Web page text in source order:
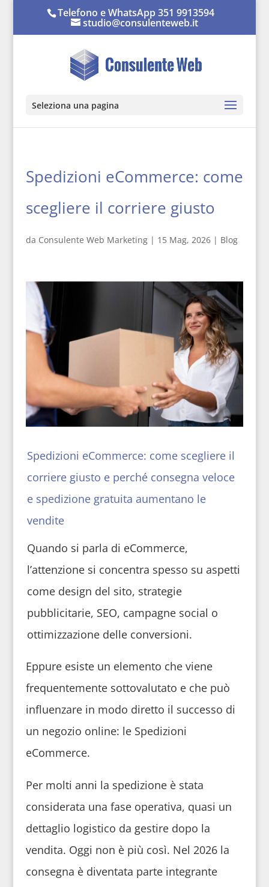
Telefono e WhatsApp 351 9913594
studio@consulenteweb.it
Seleziona una pagina
Spedizioni eCommerce: come
scegliere il corriere giusto
da Consulente Web Marketing| 15 Mag, 2026| Blog
Spedizioni eCommerce: come scegliere il
corriere giusto e perché consegna veloce
e spedizione gratuita aumentano le
vendite
Quando si parla di eCommerce,
l’attenzione si concentra spesso su aspetti
come design del sito, strategie
pubblicitarie, SEO, campagne social o
ottimizzazione delle conversioni.
Eppure esiste un elemento che viene
frequentemente sottovalutato e che può
influenzare in modo diretto il successo di
un negozio online: le Spedizioni
eCommerce.
Per molti anni la spedizione è stata
considerata una fase operativa, quasi un
dettaglio logistico da gestire dopo la
vendita. Oggi non è più così. Nel 2026 la
consegna è diventata parte integrante